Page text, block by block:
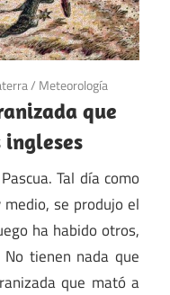
/ Meteorología
que
Tal día como
se produjo el
ha habido otros,
tienen nada que
que mató a